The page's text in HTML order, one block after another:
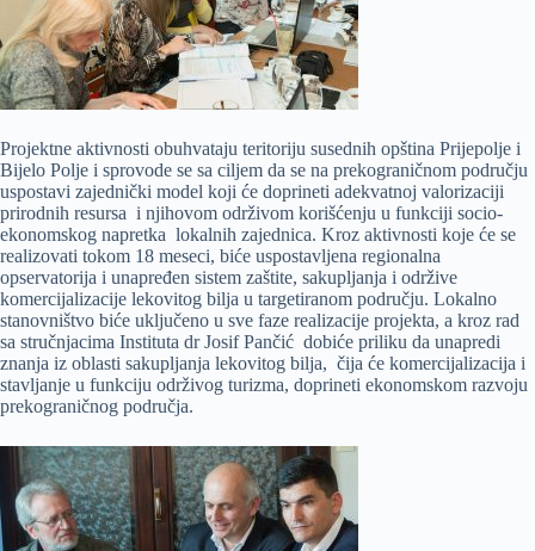
Projektne aktivnosti obuhvataju teritoriju susednih opština Prijepolje i
Bijelo Polje i sprovode se sa ciljem da se na prekograničnom području
uspostavi zajednički model koji će doprineti adekvatnoj valorizaciji
prirodnih resursa i njihovom održivom korišćenju u funkciji socio-
ekonomskog napretka lokalnih zajednica. Kroz aktivnosti koje će se
realizovati tokom 18 meseci, biće uspostavljena regionalna
opservatorija i unapređen sistem zaštite, sakupljanja i održive
komercijalizacije lekovitog bilja u targetiranom području. Lokalno
stanovništvo biće uključeno u sve faze realizacije projekta, a kroz rad
sa stručnjacima Instituta dr Josif Pančić dobiće priliku da unapredi
znanja iz oblasti sakupljanja lekovitog bilja, čija će komercijalizacija i
stavljanje u funkciju održivog turizma, doprineti ekonomskom razvoju
prekograničnog područja.